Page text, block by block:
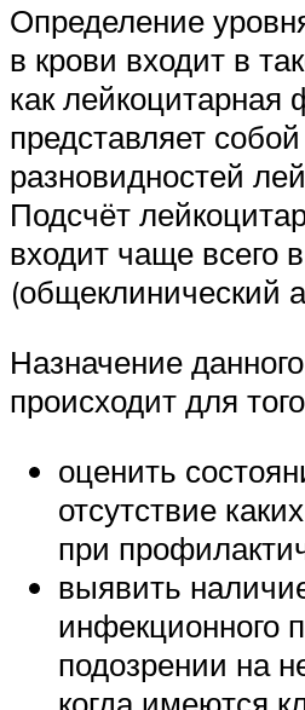
Определение
в крови входит в
как
представляет
разновидностей
Подсчёт
входит чаще всего
(общеклинический
Назначение
происходит для
оценить
отсутствие
при
выявить
инфекционного
подозрении на